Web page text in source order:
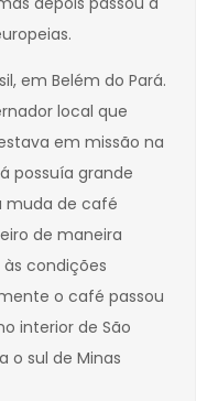
em Belém do Pará.
local que
em missão na
possuía grande
muda de café
de maneira
condições
o café passou
interior de São
o sul de Minas